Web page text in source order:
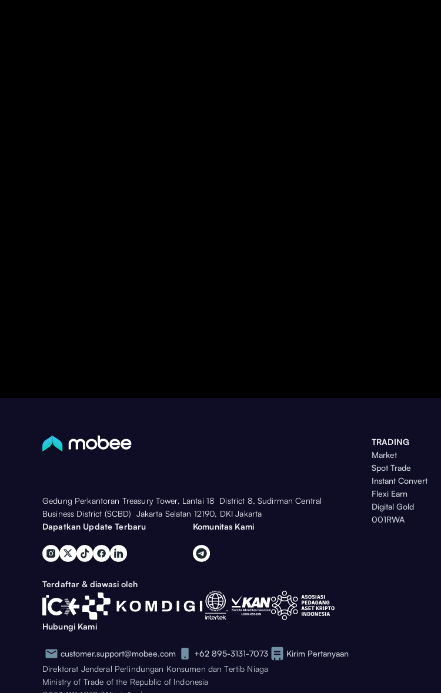
Gedung Perkantoran Treasury Tower, Lantai 18 District 8, Sudirman Central
Business District (SCBD) Jakarta Selatan 12190, DKI Jakarta
Dapatkan Update Terbaru
Komunitas Kami
TRADING
Market
Spot Trade
Instant Convert
Flexi Earn
Digital Gold
001RWA
Terdaftar & diawasi oleh
Hubungi Kami
customer.support@mobee.com +62 895-3131-7073
Kirim Pertanyaan
Direktorat Jenderal Perlindungan Konsumen dan Tertib Niaga
Ministry of Trade of the Republic of Indonesia